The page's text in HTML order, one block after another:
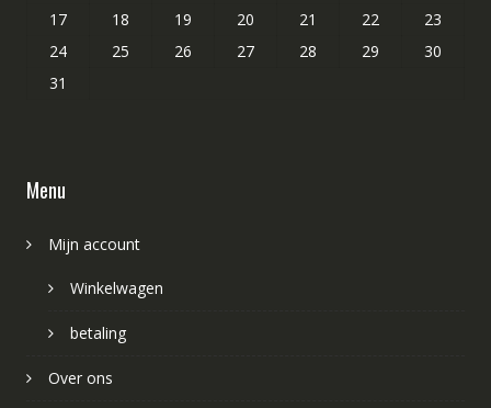
17
18 19 20 21 22
23
24
25 26 27 28 29
30
31
Menu
Mijn account
Winkelwagen
betaling
Over ons